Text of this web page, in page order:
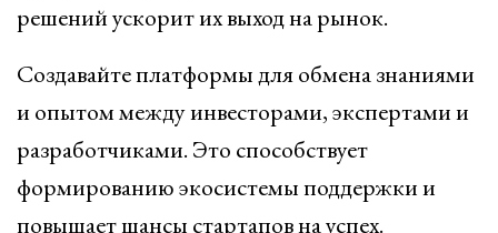
решений ускорит их выход на рынок.
Создавайте платформы для обмена знаниями
и опытом между инвесторами, экспертами и
разработчиками. Это способствует
формированию экосистемы поддержки и
повышает шансы стартапов на успех.